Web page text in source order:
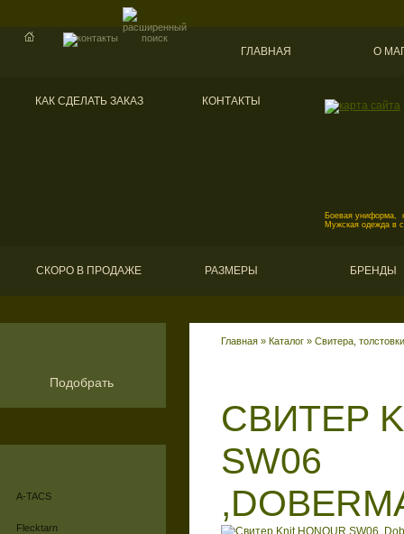
ГЛАВНАЯ О
КАК СДЕЛАТЬ ЗАКАЗ КОНТАКТЫ
Боевая униформа,
Мужская одежда в
СКОРО В ПРОДАЖЕ РАЗМЕРЫ БРЕНДЫ
Подобрать
A-TACS
Flecktarn
Главная » Каталог » Свитера,
СВИТЕР
SW06